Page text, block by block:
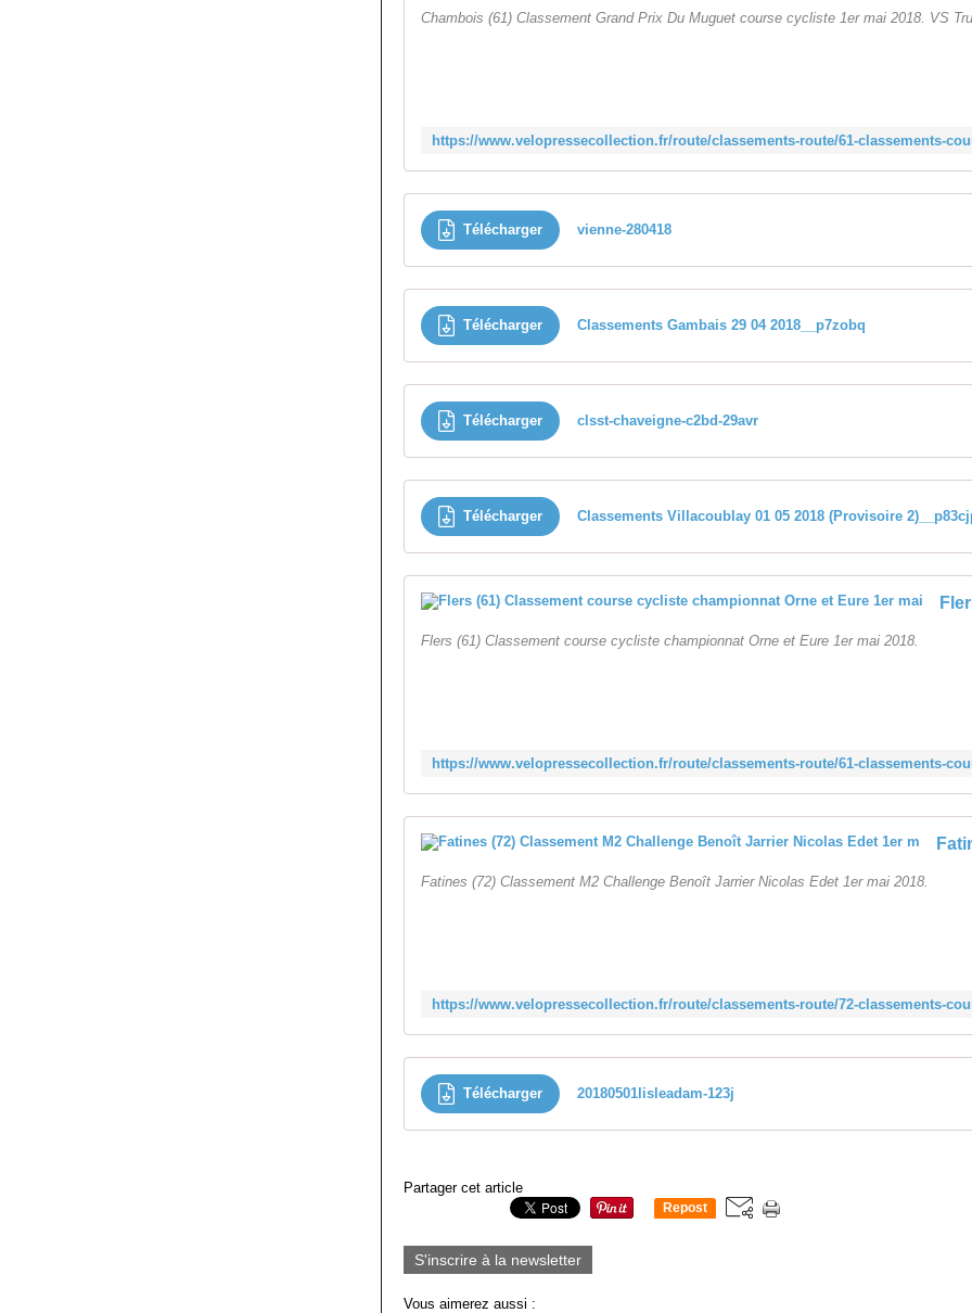
Chambois (61) Classement Grand Prix Du Muguet course cycliste 1er mai 2018. VS
Télécharger vienne-280418
Télécharger Classements Gambais 29 04 2018__p7zobq
Télécharger clsst-chaveigne-c2bd-29avr
Télécharger Classements Villacoublay 01 05 2018 (Provisoire
Flers (61) Classement course cycliste championnat Orne et Eure 1er mai 2018.
Fatines (72) Classement M2 Challenge Benoît Jarrier Nicolas Edet 1er mai 2018.
Télécharger 20180501lisleadam-123j
Partager cet article
Repost
S'inscrire à la newsletter
Vous aimerez aussi :